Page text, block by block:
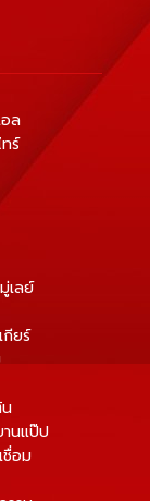
ล
ร์
เลย์
กียร์
นแป๊ป
ชื่อม